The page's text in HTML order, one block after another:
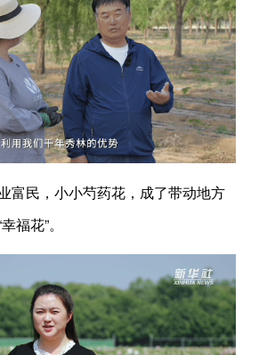
富民，小小芍药花，成了带动地方
福花”。